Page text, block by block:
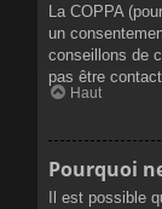
La COPPA
un
conseillons de
pas être
Haut
Pourquoi
Il est possible